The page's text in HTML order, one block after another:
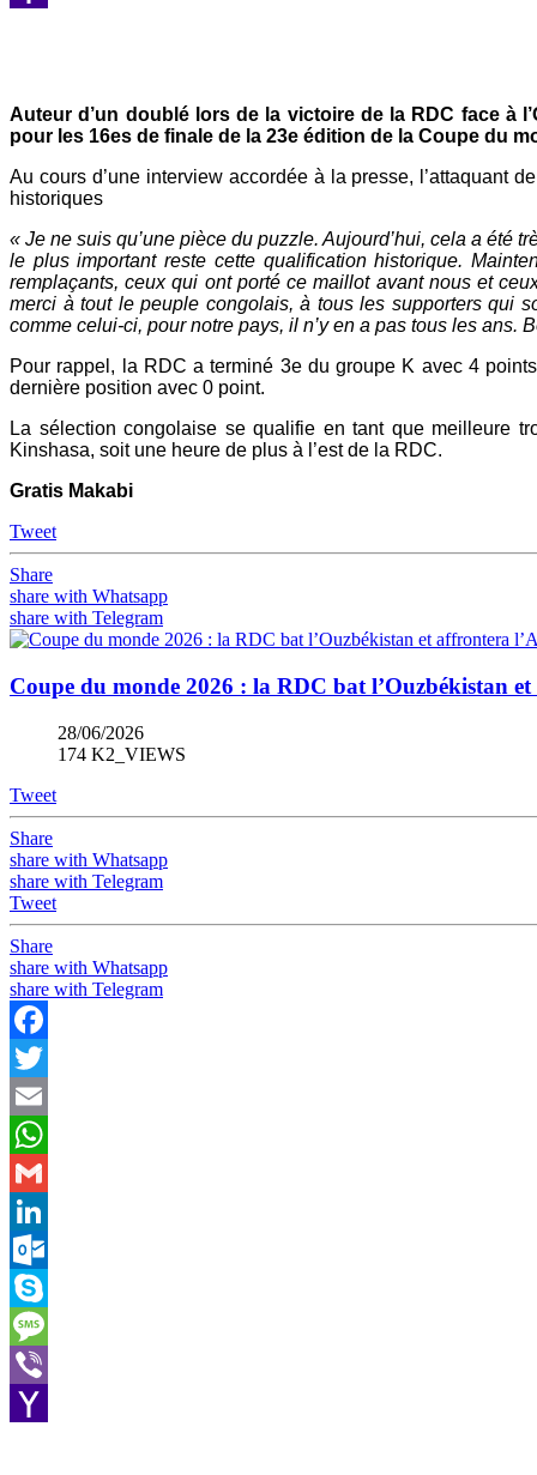
Auteur d’un doublé lors de la victoire de la RDC face à
pour les 16es de finale de la 23e édition de la Coupe du
Au cours d’une interview accordée à la presse, l’attaquant
historiques
« Je ne suis qu’une pièce du puzzle. Aujourd’hui, cela a été
le plus important reste cette qualification historique.
remplaçants, ceux qui ont porté ce maillot avant nous et
merci à tout le peuple congolais, à tous les supporters qui
comme celui-ci, pour notre pays, il n’y en a pas tous les ans.
Pour rappel, la RDC a terminé 3e du groupe K avec 4
dernière position avec 0 point.
La sélection congolaise se qualifie en tant que meilleure
Kinshasa, soit une heure de plus à l’est de la RDC.
Gratis Makabi
Tweet
Share
share with Whatsapp
share with Telegram
Coupe du monde 2026 : la RDC bat l’Ouzbékistan
28/06/2026
174 K2_VIEWS
Tweet
Share
share with Whatsapp
share with Telegram
Tweet
Share
share with Whatsapp
share with Telegram
Facebook
Twitter
Email
WhatsApp
Gmail
LinkedIn
Outlook.com
Skype
Message
Viber